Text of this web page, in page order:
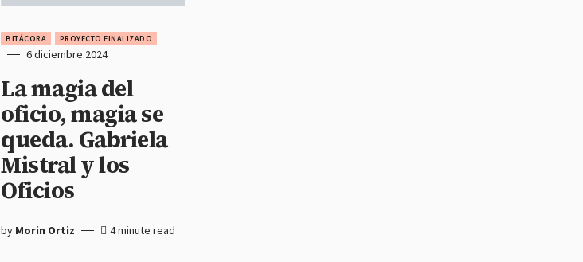
BITÁCORA PROYECTO FINALIZADO
6 diciembre 2024
La magia del
oficio, magia se
queda. Gabriela
Mistral y los
Oficios
by Morin Ortiz 4 minute read